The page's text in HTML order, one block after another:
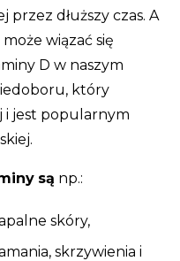
dłuższy czas. A
wiązać się
D w naszym
który
i jest popularnym
są np.:
skóry,
skrzywienia i